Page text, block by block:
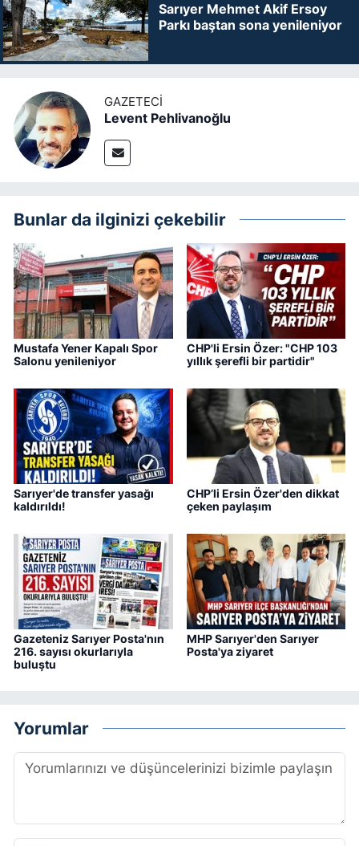
Sarıyer Mehmet Akif Ersoy
Parkı baştan sona yenileniyor
GAZETECI
Levent Pehlivanoğlu
Bunlar da ilginizi çekebilir
Mustafa Yener Kapalı Spor
Salonu yenileniyor
CHP'li Ersin Özer: "CHP 103
yıllık şerefli bir partidir"
Sarıyer'de transfer yasağı
kaldırıldı!
CHP’li Ersin Özer'den dikkat
çeken paylaşım
Gazeteniz Sarıyer Posta'nın
216. sayısı okurlarıyla
buluştu
MHP Sarıyer'den Sarıyer
Posta'ya ziyaret
Yorumlar